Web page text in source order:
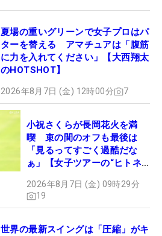
夏場の重いグリーンで女子プロはパ
ターを替える アマチュアは「腹筋
に力を入れてください」【大西翔太
のHOTSHOT】
2026年8月7日 (金) 12時00分 7
小祝さくらが長岡花火を満
喫 束の間のオフも最後は
「見るってすごく過酷だな
ぁ」【女子ツアーの“ヒトネ
2026年8月7日 (金) 09時29分
19
世界の最新スイングは「圧縮」がキ